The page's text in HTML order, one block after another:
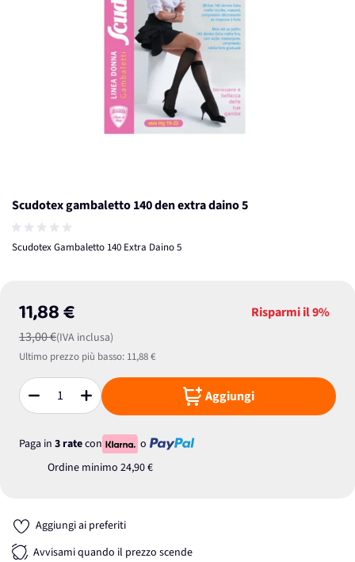
Scudotex gambaletto 140 den extra daino 5
Scudotex Gambaletto 140 Extra Daino 5
11,88 €
13,00 €(IVA inclusa)
Risparmi il9%
Ultimo prezzo più basso: 11,88 €
Quantità Aggiungi
Paga in 3 ratecon
o
Ordine minimo 24,90 €
Aggiungi ai preferiti
Avvisami quando il prezzo scende